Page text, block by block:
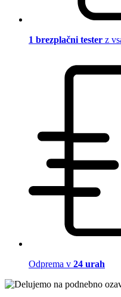
1 brezplačni tester z
Odprema v 24 urah